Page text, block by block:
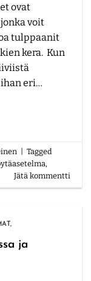
ovat
voit
tulppaanit
kera. Kun
eri…
Tagged
,
Jätä kommentti
,
ja